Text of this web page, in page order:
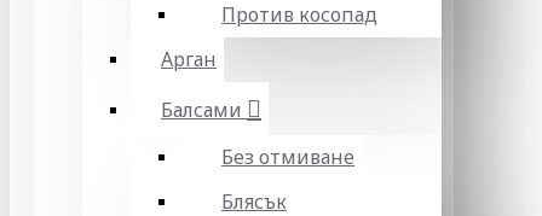
Против косопад
Арган
Балсами
Без отмиване
Блясък